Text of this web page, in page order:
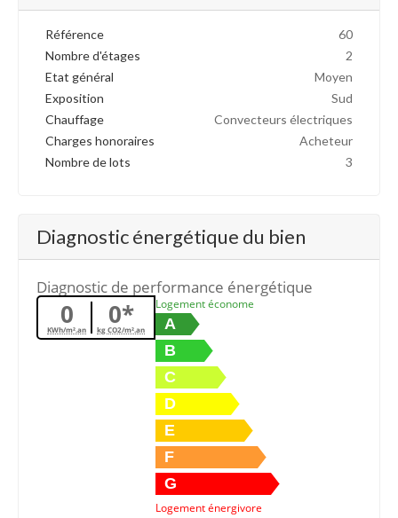
Référence
60
Nombre d'étages
2
Etat général
Moyen
Exposition
Sud
Chauffage
Convecteurs électriques
Charges honoraires
Acheteur
Nombre de lots
3
Diagnostic énergétique du bien
Diagnostic de performance énergétique
0
KWh/m².an 0*
kg CO2/m².an
Logement économe
A
B
C
D
E
F
G
Logement énergivore